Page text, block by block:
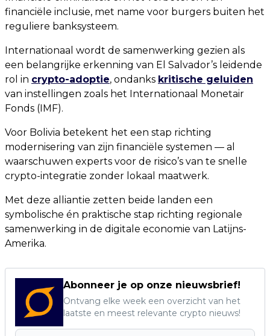
financiële inclusie, met name voor burgers buiten het
reguliere banksysteem.
Internationaal wordt de samenwerking gezien als
een belangrijke erkenning van El Salvador’s leidende
rol in crypto-adoptie, ondanks kritische geluiden
van instellingen zoals het Internationaal Monetair
Fonds (IMF).
Voor Bolivia betekent het een stap richting
modernisering van zijn financiële systemen — al
waarschuwen experts voor de risico’s van te snelle
crypto-integratie zonder lokaal maatwerk.
Met deze alliantie zetten beide landen een
symbolische én praktische stap richting regionale
samenwerking in de digitale economie van Latijns-
Amerika.
Abonneer je op onze nieuwsbrief!
Ontvang elke week een overzicht van het
laatste en meest relevante crypto nieuws!